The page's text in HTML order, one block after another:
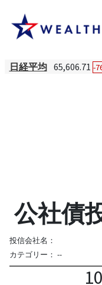
日経平均 65,606.71 -
公社債
投信会社名：
カテゴリー： --